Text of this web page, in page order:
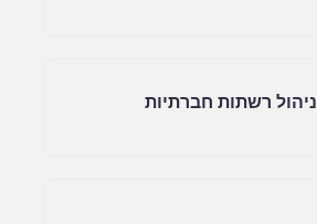
ניהול רשתות חברתיות